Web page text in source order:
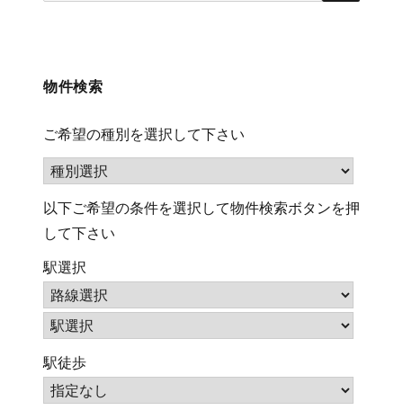
ー
ー
ド)
物件検索
ご希望の種別を選択して下さい
以下ご希望の条件を選択して物件検索ボタンを押
して下さい
駅選択
駅徒歩